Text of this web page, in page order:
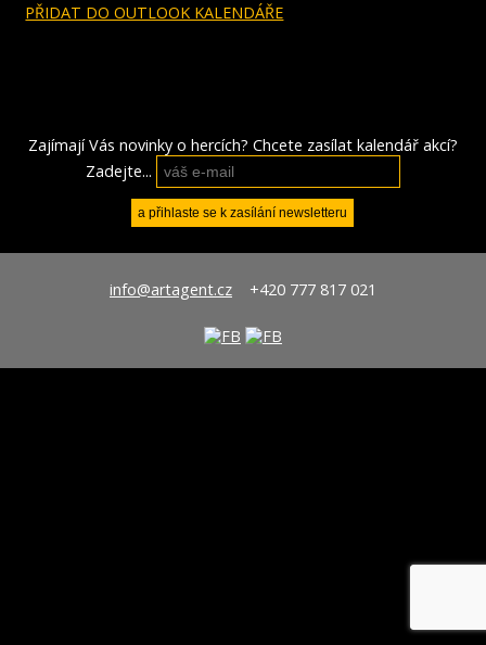
PŘIDAT DO OUTLOOK KALENDÁŘE
Zajímají Vás novinky o hercích? Chcete zasílat kalendář akcí?
Zadejte...
info@artagent.cz+420 777 817 021